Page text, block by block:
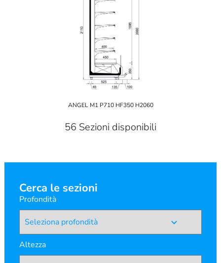
ANGEL M1 P710 HF350 H2060
56 Sezioni disponibili
Cerca le sezioni
Profondità
Altezza